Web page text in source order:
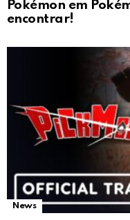
Pokémon em
encontrar!
News